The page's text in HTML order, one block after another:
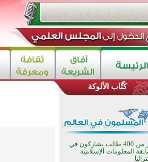
كُتَّاب الألوكة
تختتم برنامجا تعليميا لتعزيز
فعاليات "أيام مساجد
إستولتس 2026" ببرنامج ديني
يمتد حتى أغسطس
أكثر من 400 طالب يشاركون في
المعلومات الإسلامية